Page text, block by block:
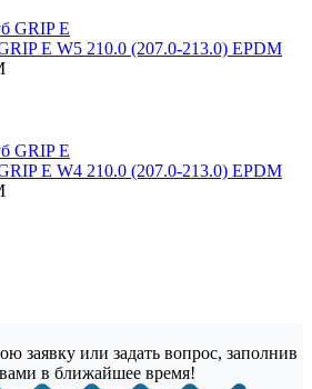
E W5 210.0 (207.0-213.0) EPDM
E W4 210.0 (207.0-213.0) EPDM
заявку или задать вопрос, заполнив
в ближайшее время!